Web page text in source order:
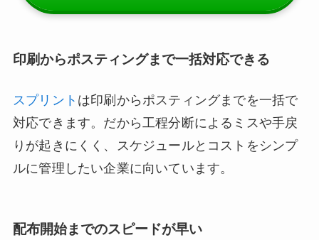
印刷からポスティングまで一括対応できる
スプリント は印刷からポスティングまでを一括で
対応できます。だから工程分断によるミスや手戻
りが起きにくく、スケジュールとコストをシンプ
ルに管理したい企業に向いています。
配布開始までのスピードが早い